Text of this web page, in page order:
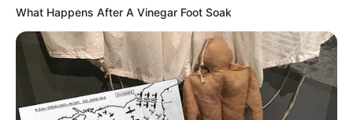
What Happens After A Vinegar Foot Soak